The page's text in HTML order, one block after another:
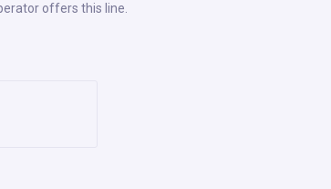
offers this line.